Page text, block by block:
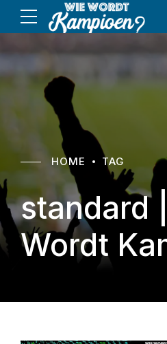
HOME TAG
standard
Wordt